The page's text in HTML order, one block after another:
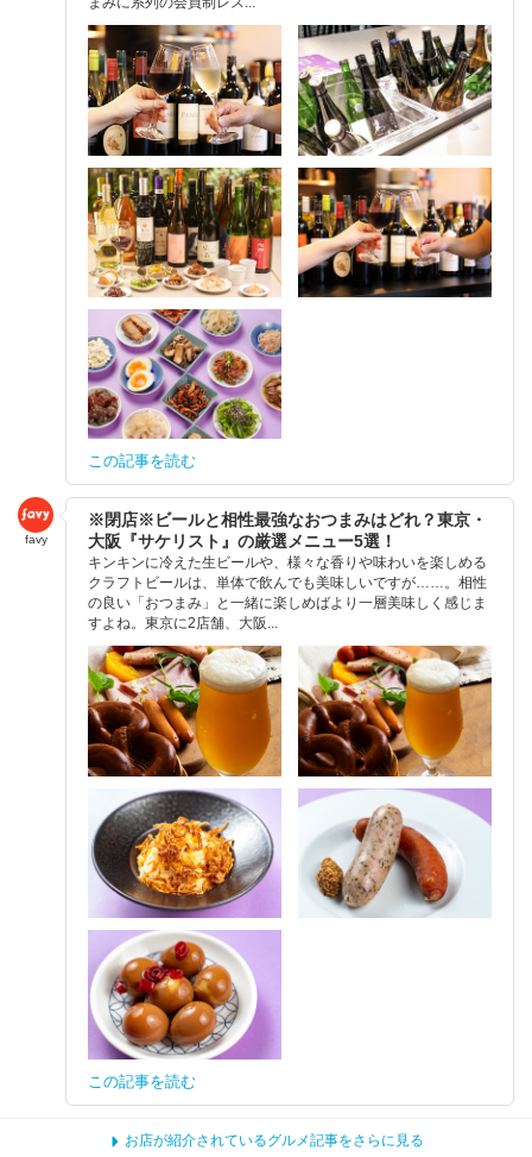
この記事を読む
favy
※閉店※ビールと相性最強なおつまみはどれ？東京・
大阪『サケリスト』の厳選メニュー5選！
キンキンに冷えた生ビールや、様々な香りや味わいを楽しめる
クラフトビールは、単体で飲んでも美味しいですが……。相性
の良い「おつまみ」と一緒に楽しめばより一層美味しく感じま
すよね。東京に2店舗、大阪...
この記事を読む
お店が紹介されているグルメ記事をさらに見る